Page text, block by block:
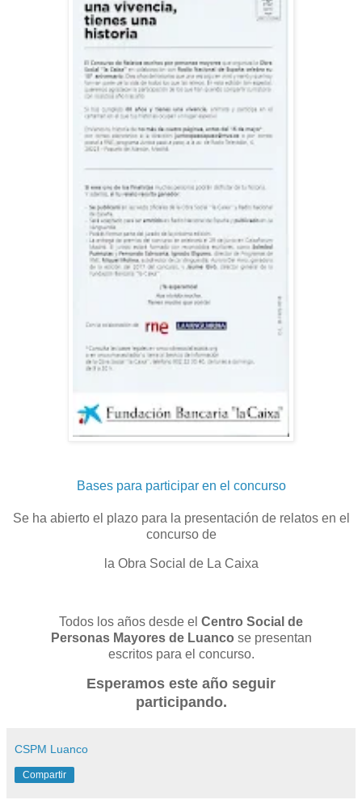
Bases para participar en el concurso
Se ha abierto el plazo para la presentación de relatos en el
concurso de
la Obra Social de La Caixa
Todos los años desde el Centro Social de
Personas Mayores de Luanco se presentan
escritos para el concurso.
Esperamos este año seguir
participando.
CSPM Luanco
Compartir